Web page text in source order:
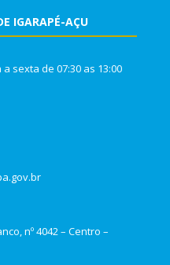
IGARAPÉ-AÇU
sexta de 07:30 as 13:00
nº 4042 – Centro –